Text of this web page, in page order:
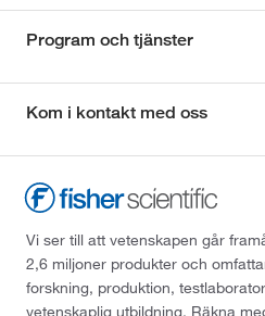
Program och tjänster
Kom i kontakt med oss
Vi ser till att vetenskapen går
2,6 miljoner produkter och
forskning, produktion,
vetenskaplig utbildning. Räkna